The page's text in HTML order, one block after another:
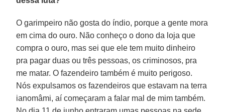
O garimpeiro não gosta do índio, porque a gente mora
em cima do ouro. Não conheço o dono da loja que
compra o ouro, mas sei que ele tem muito dinheiro
pra pagar duas ou três pessoas, os criminosos, pra
me matar. O fazendeiro também é muito perigoso.
Nós expulsamos os fazendeiros que estavam na terra
ianomâmi, aí começaram a falar mal de mim também.